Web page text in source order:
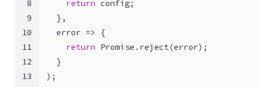
8
9
10
11
12
13
return config;
  },
error =>
{
return Promise . reject(error);
  }
);